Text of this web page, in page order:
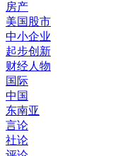
房产
美国股市
中小企业
起步创新
财经人物
国际
中国
东南亚
言论
社论